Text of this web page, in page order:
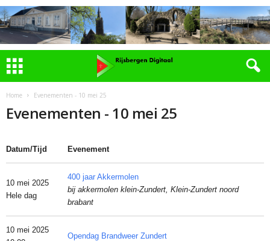
Home Evenementen - 10 mei 25
Evenementen - 10 mei 25
Datum/Tijd Evenement
10 mei 2025
Hele dag
400 jaar Akkermolen
bij akkermolen klein-Zundert, Klein-Zundert noord
brabant
10 mei 2025
Opendag Brandweer Zundert